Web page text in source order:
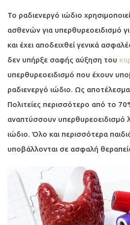
Το ραδιενεργό ιώδιο
ασθενών για υπερθυρεοειδισμό
και έχει αποδειχθεί γενικά
δεν υπήρξε σαφής αύξηση του
υπερθυρεοειδισμό που έχουν
ραδιενεργό ιώδιο. Ως
Πολιτείες περισσότερο από το
αναπτύσσουν υπερθυρεοειδισμό
ιώδιο. Όλο και περισσότερα
υποβάλλονται σε ασφαλή